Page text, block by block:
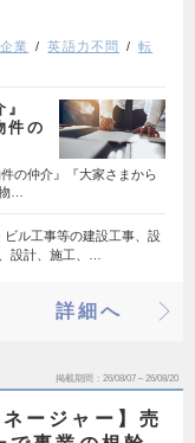
企業 英語力不問
転
件の
の仲介』『大家さまから
…
ビル工事等の建設工事、設
設計、施工、…
詳細へ
掲載期間 26/08/07～26/08/20
ージャー】売